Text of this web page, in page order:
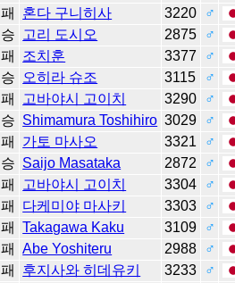
패 혼다 구니히사 3220
♂
승 고리 도시오 2875
♂
패 조치훈 3377
♂
승 오히라 슈조 3115
♂
패 고바야시 고이치 3290
♂
승 Shimamura Toshihiro 3029
♂
패 가토 마사오 3321
♂
승 Saijo Masataka 2872
♂
패 고바야시 고이치 3304
♂
패 다케미야 마사키 3303
♂
패 Takagawa Kaku 3109
♂
패 Abe Yoshiteru 2988
♂
패 후지사와 히데유키 3233 ♂